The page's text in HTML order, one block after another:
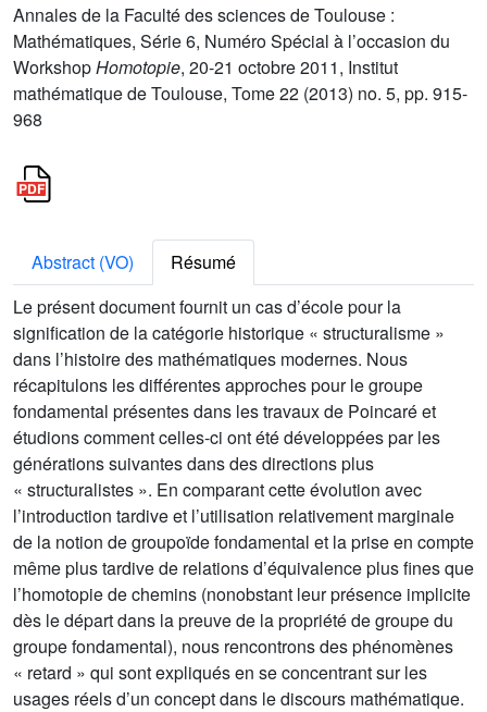
Annales de la Faculté des sciences de Toulouse :
Mathématiques, Série 6, Numéro Spécial à l’occasion du
WorkshopHomotopie, 20-21 octobre 2011, Institut
mathématique de Toulouse, Tome 22 (2013) no. 5, pp. 915-
968
Abstract (VO)
Résumé
Le présent document fournit un cas d’école pour la
signification de la catégorie historique « structuralisme »
dans l’histoire des mathématiques modernes. Nous
récapitulons les différentes approches pour le groupe
fondamental présentes dans les travaux de Poincaré et
étudions comment celles-ci ont été développées par les
générations suivantes dans des directions plus
« structuralistes ». En comparant cette évolution avec
l’introduction tardive et l’utilisation relativement marginale
de la notion de groupoïde fondamental et la prise en compte
même plus tardive de relations d’équivalence plus fines que
l’homotopie de chemins (nonobstant leur présence implicite
dès le départ dans la preuve de la propriété de groupe du
groupe fondamental), nous rencontrons des phénomènes
« retard » qui sont expliqués en se concentrant sur les
usages réels d’un concept dans le discours mathématique.